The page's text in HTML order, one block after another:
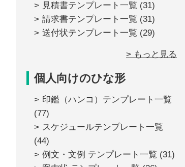
見積書テンプレート一覧 (31)
請求書テンプレート一覧 (31)
送付状テンプレート一覧 (29)
> もっと見る
個人向けのひな形
印鑑（ハンコ）テンプレート一覧
(77)
スケジュールテンプレート一覧
(44)
例文・文例 テンプレート一覧 (31)